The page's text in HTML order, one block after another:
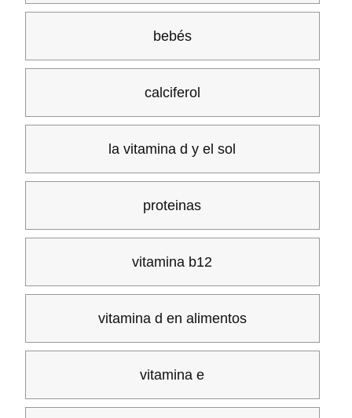
bebés
calciferol
la vitamina d y el sol
proteinas
vitamina b12
vitamina d en alimentos
vitamina e